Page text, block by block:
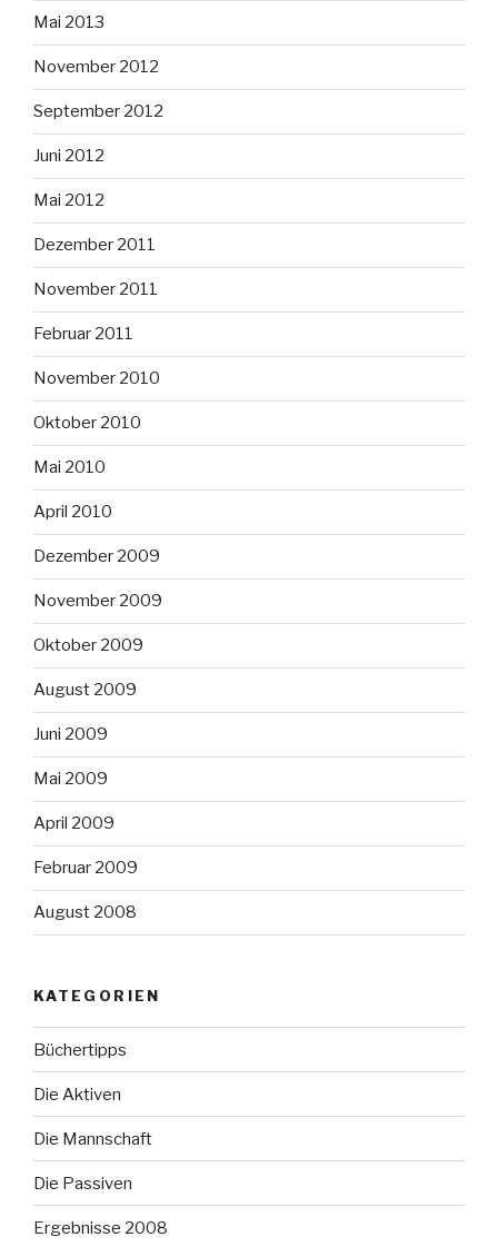
Mai 2013
November 2012
September 2012
Juni 2012
Mai 2012
Dezember 2011
November 2011
Februar 2011
November 2010
Oktober 2010
Mai 2010
April 2010
Dezember 2009
November 2009
Oktober 2009
August 2009
Juni 2009
Mai 2009
April 2009
Februar 2009
August 2008
KATEGORIEN
Büchertipps
Die Aktiven
Die Mannschaft
Die Passiven
Ergebnisse 2008